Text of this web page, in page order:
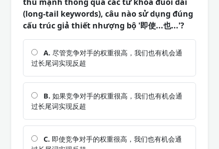
(long-tail keywords), câu nào sử dụng đúng
cấu trúc giả thiết nhượng bộ '即使...也...'?
A. 尽管竞争对手的权重很高，我们也有机会通
过长尾词实现反超
B. 如果竞争对手的权重很高，我们也有机会通
过长尾词实现反超
C. 即使竞争对手的权重很高，我们也有机会通